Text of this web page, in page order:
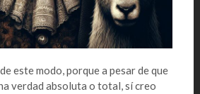
este modo, porque a pesar de que
verdad absoluta o total, sí creo